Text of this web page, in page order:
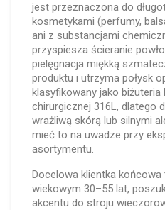
jest przeznaczona do
kosmetykami (perfumy,
ani z substancjami
przyspiesza ścieranie
pielęgnacja miękką
produktu i utrzyma połysk
klasyfikowany jako
chirurgicznej 316L, dlatego
wrażliwą skórą lub silnymi
mieć to na uwadze przy
asortymentu.
Docelowa klientka
wiekowym 30–55 lat,
akcentu do stroju